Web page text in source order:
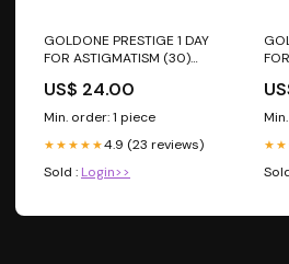
GOLDONE PRESTIGE 1 DAY
FOR ASTIGMATISM (30)
US$ 24.00
Min. order: 1 piece
★★★★★4.9 (23 reviews)
Sold : Login>>